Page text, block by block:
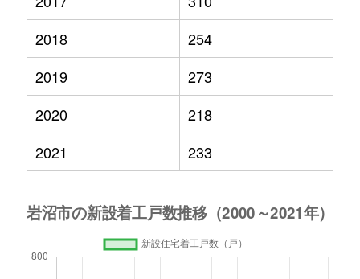
2018
254
2019
273
2020
218
2021
233